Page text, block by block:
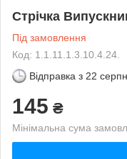
Стрічка
Під замовлення
Код: 1.1.11.1.3.10.4.24.
Відправка з 22
145 ₴
Мінімальна сума